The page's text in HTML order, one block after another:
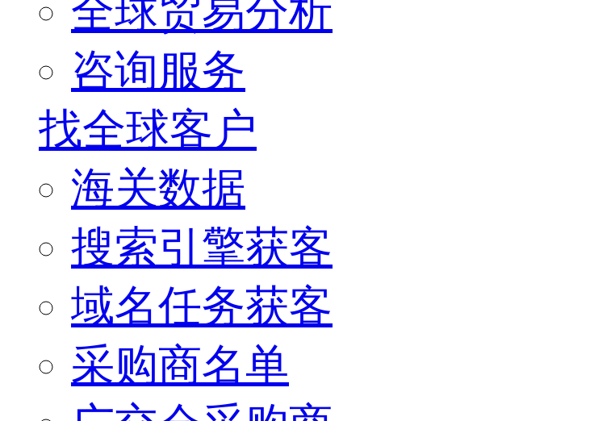
全球贸易分析
咨询服务
找全球客户
海关数据
搜索引擎获客
域名任务获客
采购商名单